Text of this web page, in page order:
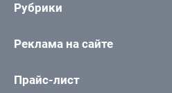
Рубрики
Реклама на сайте
Прайс-лист